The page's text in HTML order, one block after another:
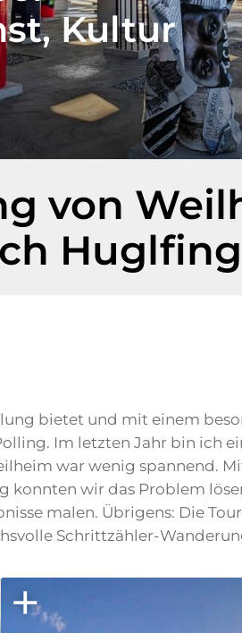
Kultur
von
Huglfing
bietet und mit einem
Im letzten Jahr bin ich
war wenig spannend.
konnten wir das Problem
malen. Übrigens: Die
Schrittzähler-